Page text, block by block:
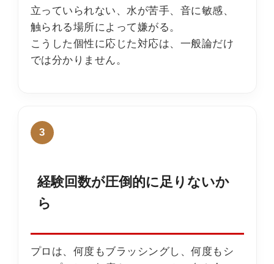
立っていられない、水が苦手、音に敏感、
触られる場所によって嫌がる。
こうした個性に応じた対応は、一般論だけ
では分かりません。
3
経験回数が圧倒的に足りないか
ら
プロは、何度もブラッシングし、何度もシ